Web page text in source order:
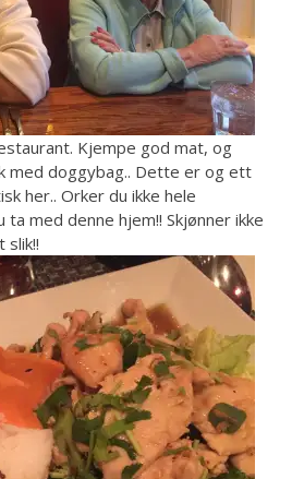
Kjempe god mat, og
med doggybag.. Dette er og ett
her.. Orker du ikke hele
ta med denne hjem!! Skjønner ikke
slik!!